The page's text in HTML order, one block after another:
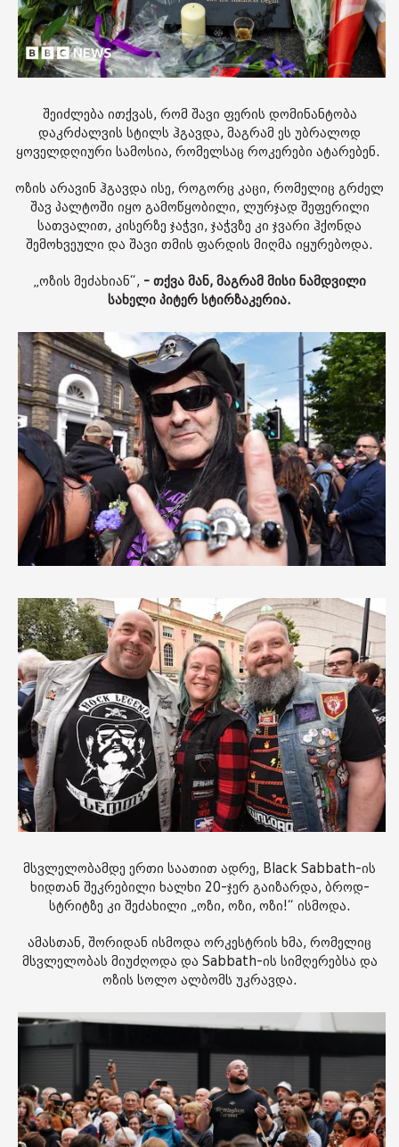
შეიძლება ითქვას, რომ შავი ფერის დომინანტობა
დაკრძალვის სტილს ჰგავდა, მაგრამ ეს უბრალოდ
ყოველდღიური სამოსია, რომელსაც როკერები ატარებენ.
ოზის არავინ ჰგავდა ისე, როგორც კაცი, რომელიც გრძელ
შავ პალტოში იყო გამოწყობილი, ლურჯად შეფერილი
სათვალით, კისერზე ჯაჭვი, ჯაჭვზე კი ჯვარი ჰქონდა
შემოხვეული და შავი თმის ფარდის მიღმა იყურებოდა.
„ოზის მეძახიან“, - თქვა მან, მაგრამ მისი ნამდვილი
სახელი პიტერ სტირზაკერია.
მსვლელობამდე ერთი საათით ადრე, Black Sabbath-ის
ხიდთან შეკრებილი ხალხი 20-ჯერ გაიზარდა, ბროდ-
სტრიტზე კი შეძახილი „ოზი, ოზი, ოზი!“ ისმოდა.
ამასთან, შორიდან ისმოდა ორკესტრის ხმა, რომელიც
მსვლელობას მიუძღოდა და Sabbath-ის სიმღერებსა და
ოზის სოლო ალბომს უკრავდა.